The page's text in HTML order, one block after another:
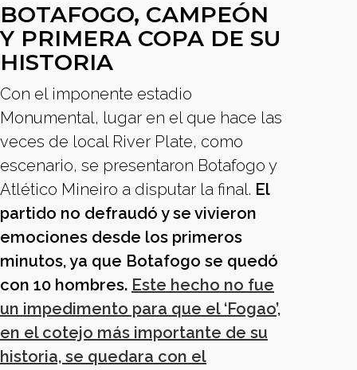
BOTAFOGO, CAMPEÓN
Y PRIMERA COPA DE SU
HISTORIA
Con el imponente estadio
Monumental, lugar en el que hace las
veces de local River Plate, como
escenario, se presentaron Botafogo y
Atlético Mineiro a disputar la final. El
partido no defraudó y se vivieron
emociones desde los primeros
minutos, ya que Botafogo se quedó
con 10 hombres. Este hecho no fue
un impedimento para que el ‘Fogao’,
en el cotejo más importante de su
historia, se quedara con el